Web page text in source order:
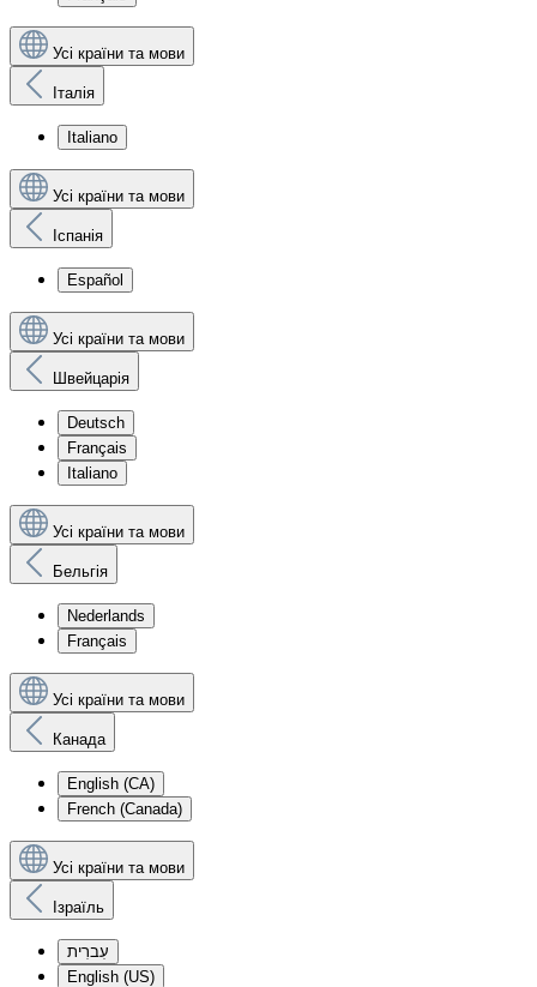
Усі країни та мови
Італія
Italiano
Усі країни та мови
Іспанія
Español
Усі країни та мови
Швейцарія
Deutsch
Français
Italiano
Усі країни та мови
Бельгія
Nederlands
Français
Усі країни та мови
Канада
English (CA)
French (Canada)
Усі країни та мови
Ізраїль
עִברִית
English (US)